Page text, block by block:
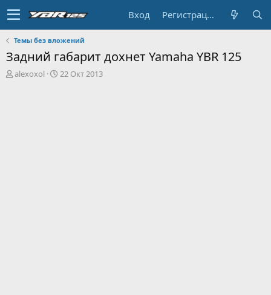
Вход Регистрация
Темы без вложений
Задний габарит дохнет Yamaha YBR 125
А
alexoxol
Д
22 Окт 2013